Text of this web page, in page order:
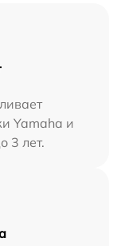
Yamaha и
3 лет.